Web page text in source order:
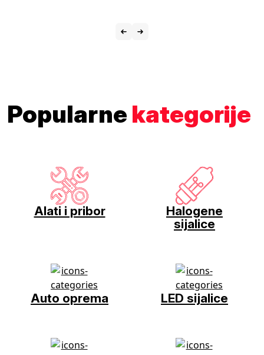
Popularne kategorije
Alati i pribor
Halogene
sijalice
Auto oprema LED sijalice